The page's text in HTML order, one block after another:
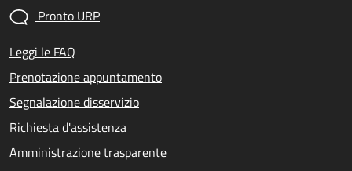
Pronto URP
Leggi le FAQ
Prenotazione appuntamento
Segnalazione disservizio
Richiesta d'assistenza
Amministrazione trasparente